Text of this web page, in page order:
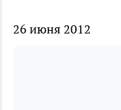
26 июня 2012